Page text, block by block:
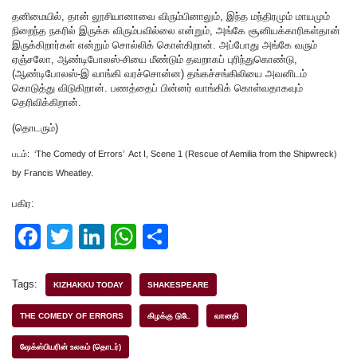
தனிமையில், தான் லூசியானாவை விரும்பினாலும், இந்த மந்திரமும் மாயமும்
நிறைந்த நகரில் இருக்க விரும்பவில்லை என்றும், அங்கே சூனியக்காரிகள்தான்
இருக்கிறார்கள் என்றும் சொல்லிக் கொள்கிறான். அப்போது அங்கே வரும்
ஏஞ்சலோ, ஆண்டிபோலஸ்-சியை மீண்டும் தவறாகப் புரிந்துகொண்டு,
(ஆண்டிபோலஸ்-இ வாங்கி வரச்சொன்ன) தங்கச்சங்கிலியை அவனிடம்
கொடுத்து விடுகிறான். பணத்தைப் பின்னர் வாங்கிக் கொள்வதாகவும்
தெரிவிக்கிறான்.
(தொடரும்)
படம்: ‘The Comedy of Errors’ Act I, Scene 1 (Rescue of Aemilia from the Shipwreck)
by Francis Wheatley.
பகிர:
F
c
e
b
T
tt
er
Li
k
e
dI
W
at
s
ar
e
Tags: KIZHAKKU TODAY SHAKESPEARE
THE COMEDY OF ERRORS கிழக்கு டுடே வானதி
ஷேக்ஸ்பியரின் உலகம் (தொடர்)